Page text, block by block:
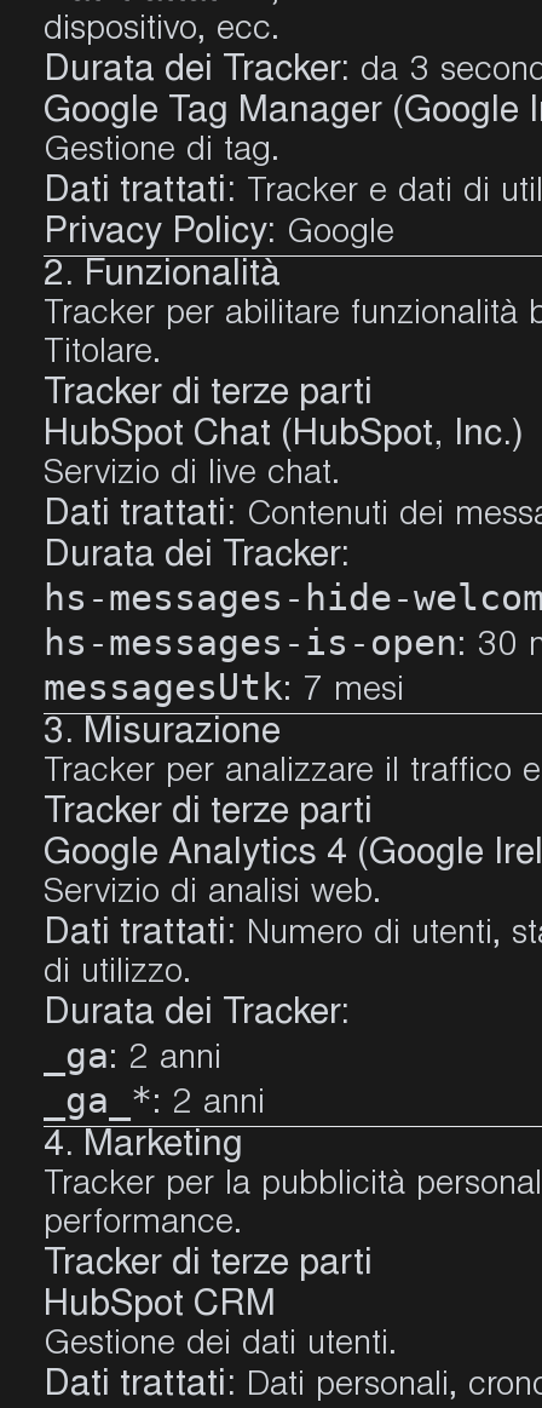
dispositivo, ecc.
Durata dei Tracker: da 3
Google Tag Manager (Google
Gestione di tag.
Dati trattati: Tracker e dati di
Privacy Policy: Google
2. Funzionalità
Tracker per abilitare
Titolare.
Tracker di terze parti
HubSpot Chat (HubSpot, Inc.)
Servizio di live chat.
Dati trattati: Contenuti dei
Durata dei Tracker:
hs-messages-hide-
hs-messages-is-open: 30
messagesUtk: 7 mesi
3. Misurazione
Tracker per analizzare il traffico
Tracker di terze parti
Google Analytics 4 (Google
Servizio di analisi web.
Dati trattati: Numero di utenti,
di utilizzo.
Durata dei Tracker:
_ga: 2 anni
_ga_*: 2 anni
4. Marketing
Tracker per la pubblicità
performance.
Tracker di terze parti
HubSpot CRM
Gestione dei dati utenti.
Dati trattati: Dati personali,